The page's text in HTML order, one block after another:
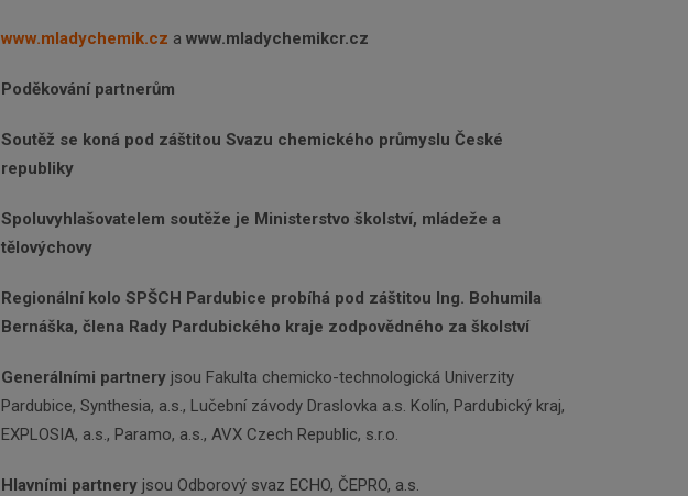
www.mladychemik.cz a www.mladychemikcr.cz
Poděkování partnerům
Soutěž se koná pod záštitou Svazu chemického průmyslu České
republiky
Spoluvyhlašovatelem soutěže je Ministerstvo školství, mládeže a
tělovýchovy
Regionální kolo SPŠCH Pardubice probíhá pod záštitou Ing. Bohumila
Bernáška, člena Rady Pardubického kraje zodpovědného za školství
Generálními partnery jsou Fakulta chemicko-technologická Univerzity
Pardubice, Synthesia, a.s., Lučební závody Draslovka a.s. Kolín, Pardubický kraj,
EXPLOSIA, a.s., Paramo, a.s., AVX Czech Republic, s.r.o.
Hlavními partnery jsou Odborový svaz ECHO, ČEPRO, a.s.